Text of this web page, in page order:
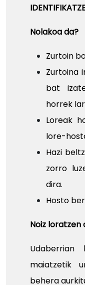
Nolakoa da?
Zurtoin
Zurtoina
bat
horrek
Loreak
lore-
Hazi
zorro
dira.
Hosto
Noiz loratzen
maiatzetik
behera